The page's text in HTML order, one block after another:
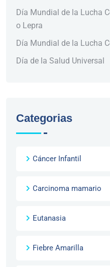
Día Mundial de la Lucha
o Lepra
Día Mundial de la Lucha
Día de la Salud Universal
Categorias
Cáncer Infantil
Carcinoma mamario
Eutanasia
Fiebre Amarilla